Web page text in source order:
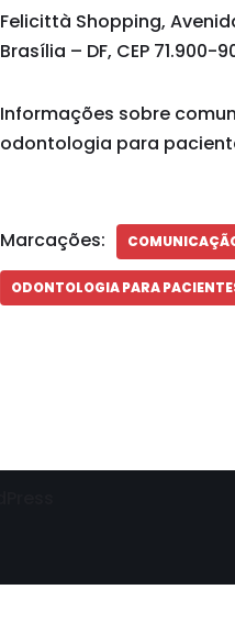
Felicittà Shopping,
Brasília – DF, CEP 71.900-
Informações sobre
odontologia para
Marcações:
ODONTOLOGIA PARA